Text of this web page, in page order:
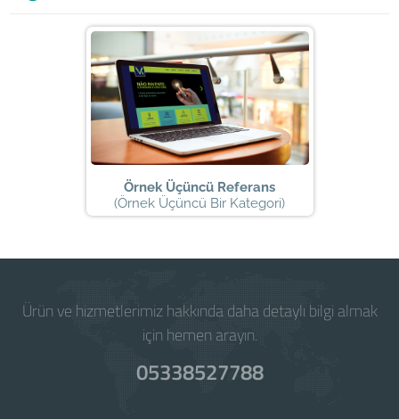
Örnek Üçüncü Referans
(Örnek Üçüncü Bir Kategori)
Ürün ve hizmetlerimiz hakkında daha detaylı bilgi almak
için hemen arayın.
05338527788